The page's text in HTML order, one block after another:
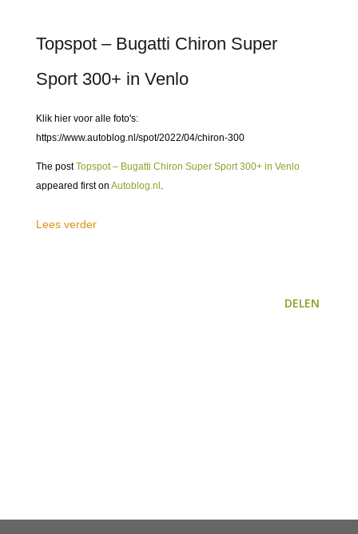
Topspot – Bugatti Chiron Super
Sport 300+ in Venlo
Klik hier voor alle foto's:
https://www.autoblog.nl/spot/2022/04/chiron-300
The postTopspot – Bugatti Chiron Super Sport 300+ in Venlo
appeared first on Autoblog.nl .
Lees verder
DELEN